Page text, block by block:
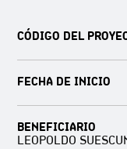
CÓDIGO DEL
FECHA DE INICIO
BENEFICIARIO
LEOPOLDO